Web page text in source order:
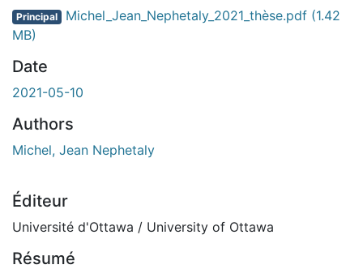
Principal Michel_Jean_Nephetaly_2021_thèse.pdf (1.42
MB)
Date
2021-05-10
Authors
Michel, Jean Nephetaly
Éditeur
Université d'Ottawa / University of Ottawa
Résumé